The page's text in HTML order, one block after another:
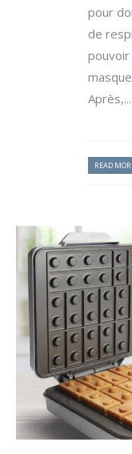
pour
de
Après,...
READ